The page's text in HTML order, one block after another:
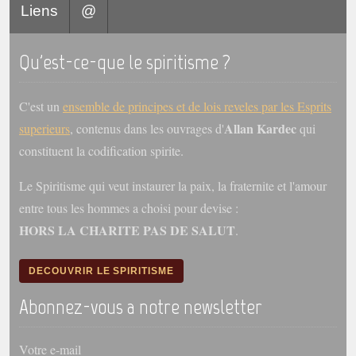
Galerie
Vidéoscope
Filmothèque
Les Illustrés
Vidéos courtes de Divaldo
Liens @
Qu'est-ce-que le spiritisme ?
C'est un ensemble de principes et de lois reveles par les Esprits
superieurs, contenus dans les ouvrages d'Allan Kardecqui
constituent la codification spirite.
Le Spiritisme qui veut instaurer la paix, la fraternite et l'amour
entre tous les hommes a choisi pour devise :
HORS LA CHARITE PAS DE SALUT.
DECOUVRIR LE SPIRITISME
Abonnez-vous a notre newsletter
Votre e-mail